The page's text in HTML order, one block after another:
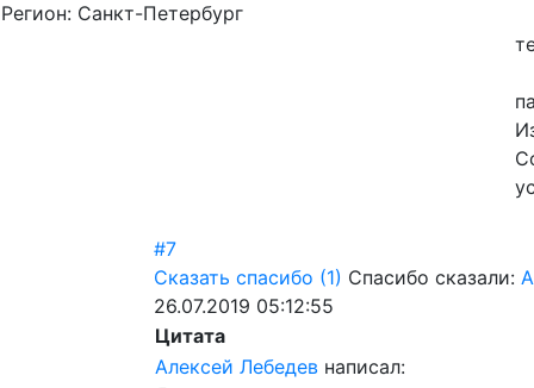
Регион: Санкт-Петербург
#7
Сказать спасибо (1) Спасибо сказали:
26.07.2019 05:12:55
Цитата
Алексей Лебедев написал: